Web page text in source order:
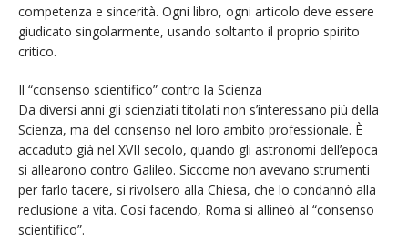
competenza e sincerità. Ogni libro, ogni articolo deve essere
giudicato singolarmente, usando soltanto il proprio spirito
critico.
Il “consenso scientifico” contro la Scienza
Da diversi anni gli scienziati titolati non s’interessano più della
Scienza, ma del consenso nel loro ambito professionale. È
accaduto già nel XVII secolo, quando gli astronomi dell’epoca
si allearono contro Galileo. Siccome non avevano strumenti
per farlo tacere, si rivolsero alla Chiesa, che lo condannò alla
reclusione a vita. Così facendo, Roma si allineò al “consenso
scientifico”.